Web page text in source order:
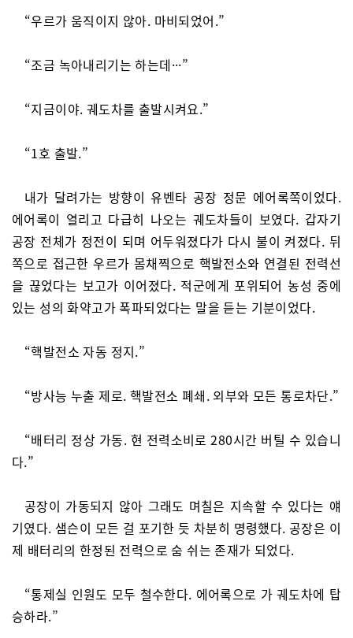
“우르가 움직이지 않아. 마비되었어.”
“조금 녹아내리기는 하는데···”
“지금이야. 궤도차를 출발시켜요.”
“1호 출발.”
내가 달려가는 방향이 유벤타 공장 정문 에어록쪽이었다.
에어록이 열리고 다급히 나오는 궤도차들이 보였다. 갑자기
공장 전체가 정전이 되며 어두워졌다가 다시 불이 켜졌다. 뒤
쪽으로 접근한 우르가 몸채찍으로 핵발전소와 연결된 전력선
을 끊었다는 보고가 이어졌다. 적군에게 포위되어 농성 중에
있는 성의 화약고가 폭파되었다는 말을 듣는 기분이었다.
“핵발전소 자동 정지.”
“방사능 누출 제로. 핵발전소 폐쇄. 외부와 모든 통로차단.”
“배터리 정상 가동. 현 전력소비로 280시간 버틸 수 있습니
다.”
공장이 가동되지 않아 그래도 며칠은 지속할 수 있다는 얘
기였다. 샘슨이 모든 걸 포기한 듯 차분히 명령했다. 공장은 이
제 배터리의 한정된 전력으로 숨 쉬는 존재가 되었다.
“통제실 인원도 모두 철수한다. 에어록으로 가 궤도차에 탑
승하라.”